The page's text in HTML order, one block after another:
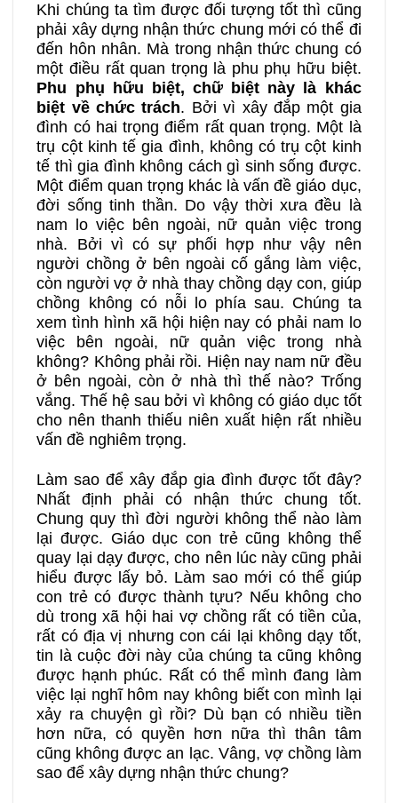
Khi chúng ta tìm được đối tượng tốt thì cũng
phải xây dựng nhận thức chung mới có thể đi
đến hôn nhân. Mà trong nhận thức chung có
một điều rất quan trọng là phu phụ hữu biệt.
Phu phụ hữu biệt, chữ biệt này là khác
biệt về chức trách. Bởi vì xây đắp một gia
đình có hai trọng điểm rất quan trọng. Một là
trụ cột kinh tế gia đình, không có trụ cột kinh
tế thì gia đình không cách gì sinh sống được.
Một điểm quan trọng khác là vấn đề giáo dục,
đời sống tinh thần. Do vậy thời xưa đều là
nam lo việc bên ngoài, nữ quản việc trong
nhà. Bởi vì có sự phối hợp như vậy nên
người chồng ở bên ngoài cố gắng làm việc,
còn người vợ ở nhà thay chồng dạy con, giúp
chồng không có nỗi lo phía sau. Chúng ta
xem tình hình xã hội hiện nay có phải nam lo
việc bên ngoài, nữ quản việc trong nhà
không? Không phải rồi. Hiện nay nam nữ đều
ở bên ngoài, còn ở nhà thì thế nào? Trống
vắng. Thế hệ sau bởi vì không có giáo dục tốt
cho nên thanh thiếu niên xuất hiện rất nhiều
vấn đề nghiêm trọng.
Làm sao để xây đắp gia đình được tốt đây?
Nhất định phải có nhận thức chung tốt.
Chung quy thì đời người không thể nào làm
lại được. Giáo dục con trẻ cũng không thể
quay lại dạy được, cho nên lúc này cũng phải
hiểu được lấy bỏ. Làm sao mới có thể giúp
con trẻ có được thành tựu? Nếu không cho
dù trong xã hội hai vợ chồng rất có tiền của,
rất có địa vị nhưng con cái lại không dạy tốt,
tin là cuộc đời này của chúng ta cũng không
được hạnh phúc. Rất có thể mình đang làm
việc lại nghĩ hôm nay không biết con mình lại
xảy ra chuyện gì rồi? Dù bạn có nhiều tiền
hơn nữa, có quyền hơn nữa thì thân tâm
cũng không được an lạc. Vâng, vợ chồng làm
sao để xây dựng nhận thức chung?